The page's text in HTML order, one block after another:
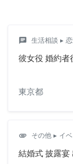
chat 生活相談 ▸
彼女役 婚約者
東京都
attachment その他 ▸ イベ
結婚式 披露宴